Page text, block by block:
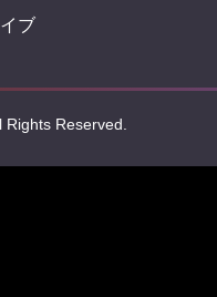
ブ
Reserved.